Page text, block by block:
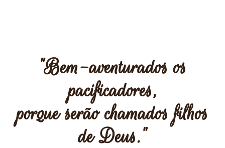
"Bem-aventurados os
pacificadores,
porque serão chamados filhos
de Deus."